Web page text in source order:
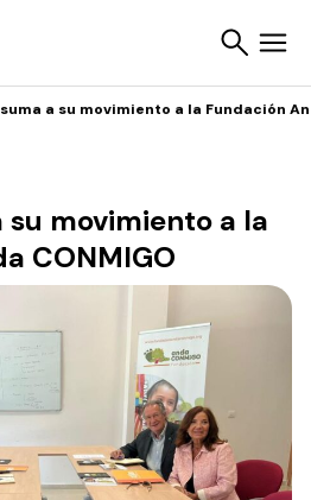
suma a su movimiento a la Fundación
su movimiento a la
CONMIGO